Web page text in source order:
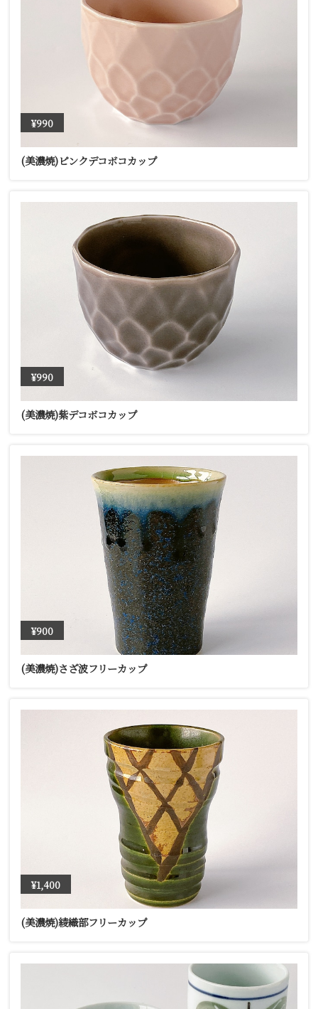
¥990
(美濃焼)ピンクデコボコカップ
¥990
(美濃焼)紫デコボコカップ
¥900
(美濃焼)さざ波フリーカップ
¥1,400
(美濃焼)綾織部フリーカップ